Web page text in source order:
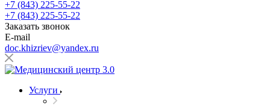
+7 (843) 225-55-22
+7 (843) 225-55-22
Заказать звонок
E-mail
doc.khizriev@yandex.ru
Услуги